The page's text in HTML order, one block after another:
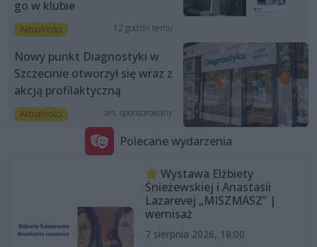
go w klubie
Aktualności 12 godzin temu
Nowy punkt Diagnostyki w
Szczecinie otworzył się wraz z
akcją profilaktyczną
Aktualności art. sponsorowany
Polecane wydarzenia
Wystawa Elżbiety
Śnieżewskiej i Anastasii
Lazarevej „MISZMASZ” |
wernisaż
7 sierpnia 2026, 18:00